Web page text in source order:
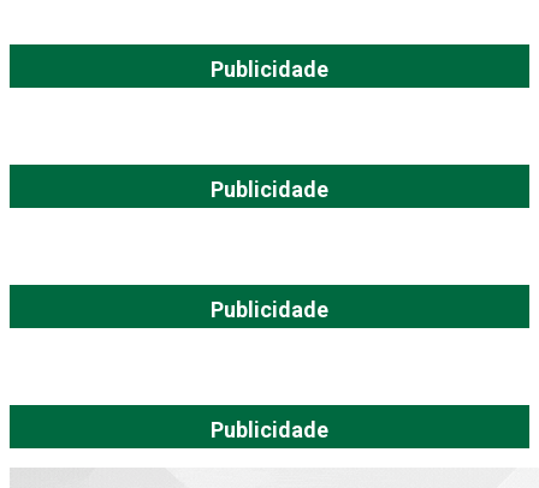
Publicidade
Publicidade
Publicidade
Publicidade